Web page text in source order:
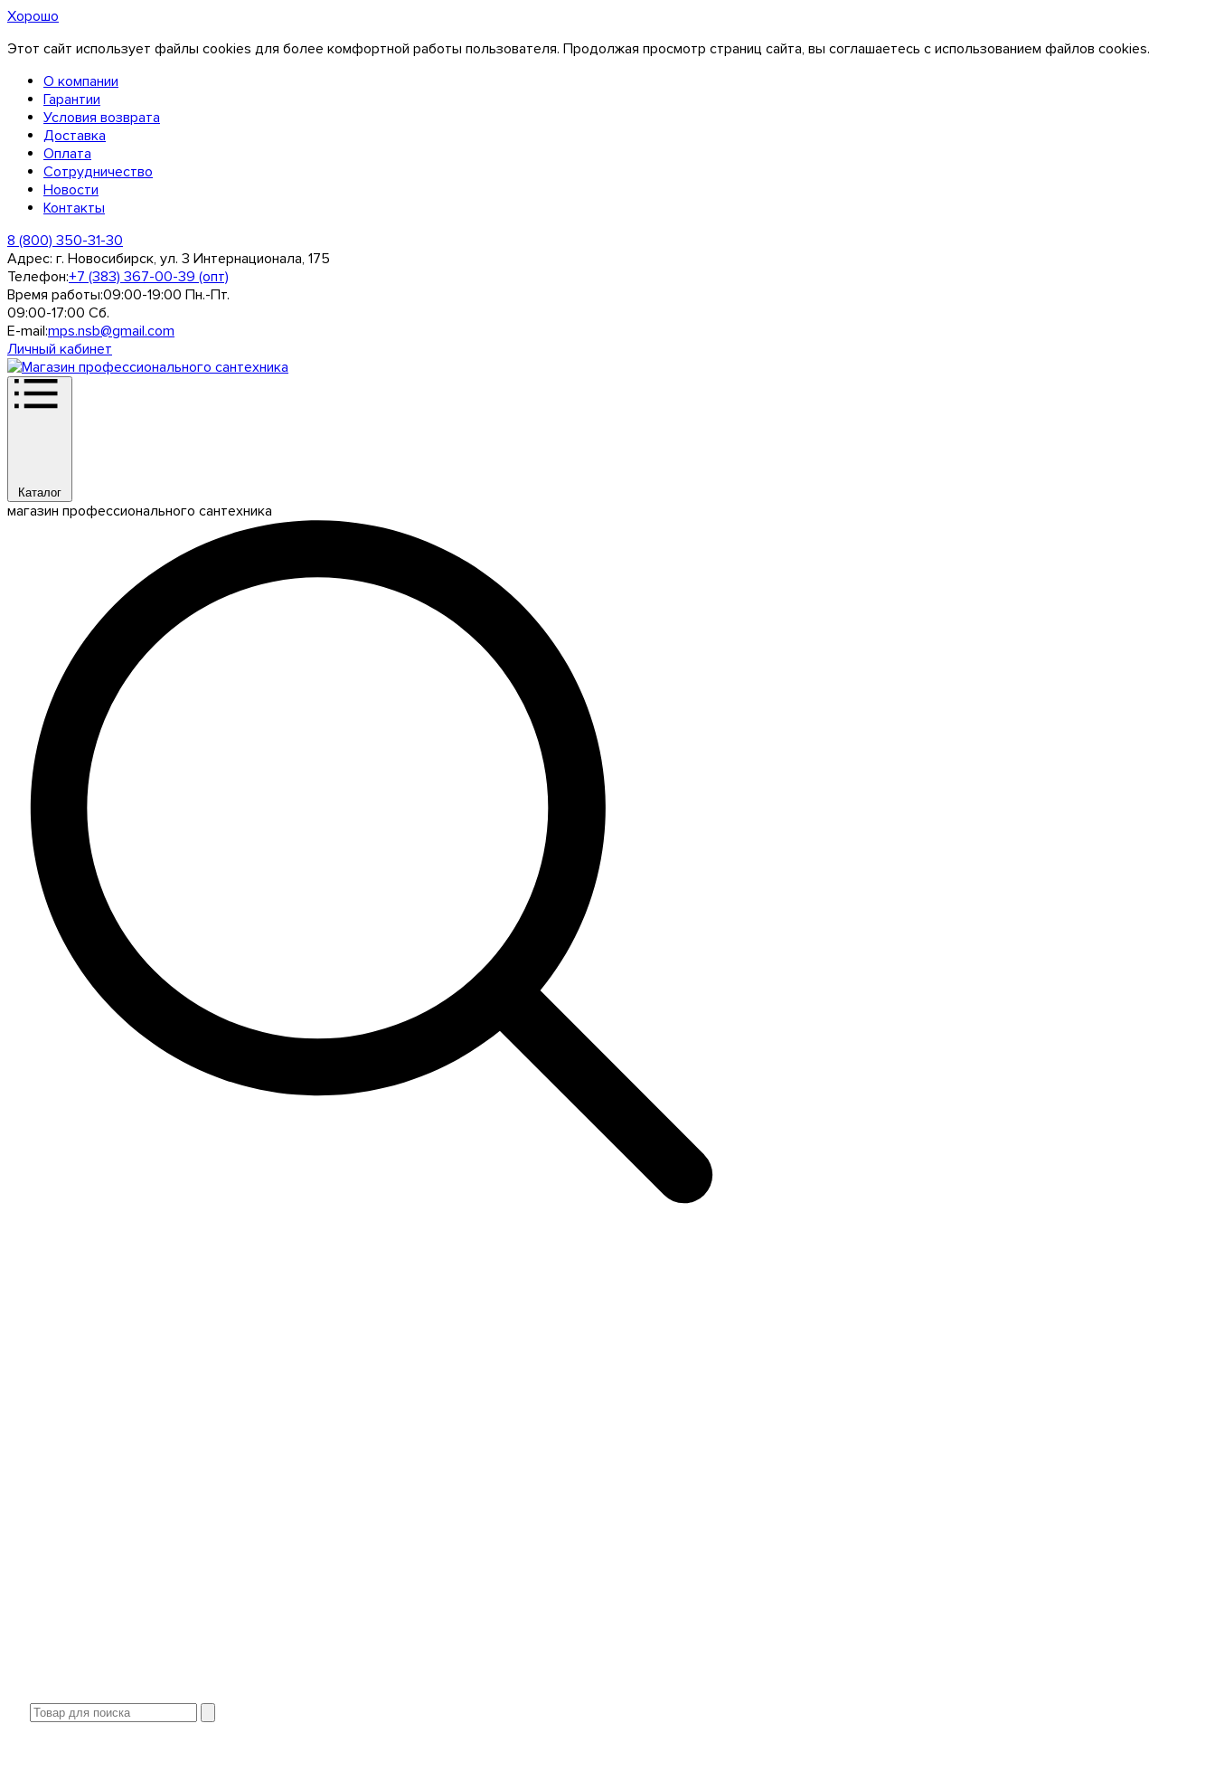
Хорошо
Этот сайт использует файлы cookies для более комфортной работы пользователя. Продолжая просмотр страниц сайта, вы соглашаетесь с использованием файлов cookies.
О компании
Гарантии
Условия возврата
Доставка
Оплата
Сотрудничество
Новости
Контакты
8 (800) 350-31-30
Адрес: г. Новосибирск, ул. 3 Интернационала, 175
Телефон:+7 (383) 367-00-39 (опт)
Время работы:09:00-19:00 Пн.-Пт.
09:00-17:00 Сб.
E-mail:mps.nsb@gmail.com
Личный кабинет
Каталог
магазин профессионального сантехника